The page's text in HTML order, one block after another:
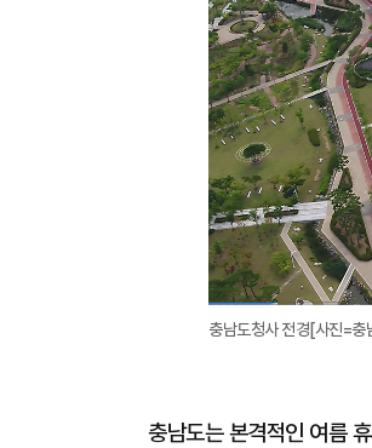
충남도청사 전경[사진=충
충남도는 본격적인 여름